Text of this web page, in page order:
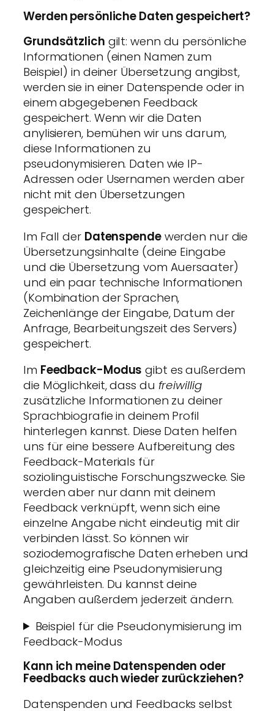
Werden persönliche Daten gespeichert?
Grundsätzlich gilt: wenn du persönliche
Informationen (einen Namen zum
Beispiel) in deiner Übersetzung angibst,
werden sie in einer Datenspende oder in
einem abgegebenen Feedback
gespeichert. Wenn wir die Daten
anylisieren, bemühen wir uns darum,
diese Informationen zu
pseudonymisieren. Daten wie IP-
Adressen oder Usernamen werden aber
nicht mit den Übersetzungen
gespeichert.
Im Fall der Datenspendewerden nur die
Übersetzungsinhalte (deine Eingabe
und die Übersetzung vom Auersaater)
und ein paar technische Informationen
(Kombination der Sprachen,
Zeichenlänge der Eingabe, Datum der
Anfrage, Bearbeitungszeit des Servers)
gespeichert.
Im Feedback-Modus gibt es außerdem
die Möglichkeit, dass du freiwillig
zusätzliche Informationen zu deiner
Sprachbiografie in deinem Profil
hinterlegen kannst. Diese Daten helfen
uns für eine bessere Aufbereitung des
Feedback-Materials für
soziolinguistische Forschungszwecke. Sie
werden aber nur dann mit deinem
Feedback verknüpft, wenn sich eine
einzelne Angabe nicht eindeutig mit dir
verbinden lässt. So können wir
soziodemografische Daten erheben und
gleichzeitig eine Pseudonymisierung
gewährleisten. Du kannst deine
Angaben außerdem jederzeit ändern.
Beispiel für die Pseudonymisierung im
Feedback-Modus
Kann ich meine Datenspenden oder
Feedbacks auch wieder zurückziehen?
Datenspenden und Feedbacks selbst